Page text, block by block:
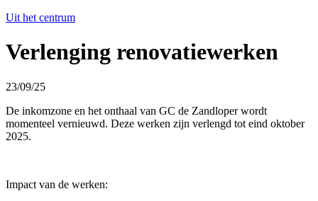
Uit het centrum
Verlenging renovatiewerken
23/09/25
De inkomzone en het onthaal van GC de Zandloper wordt
momenteel vernieuwd. Deze werken zijn verlengd tot eind oktober
2025.
Impact van de werken: